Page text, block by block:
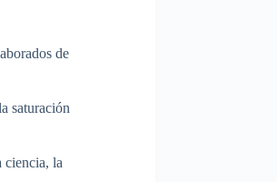
de
saturación
ciencia, la